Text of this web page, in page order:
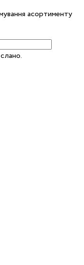
асортименту